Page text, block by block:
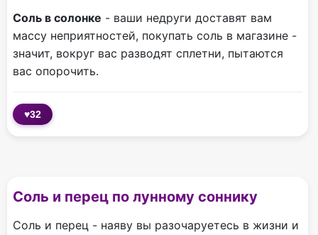
Соль в солонке - ваши недруги доставят вам
массу неприятностей, покупать соль в магазине -
значит, вокруг вас разводят сплетни, пытаются
вас опорочить.
♥32
Соль и перец по лунному соннику
Соль и перец - наяву вы разочаруетесь в жизни и